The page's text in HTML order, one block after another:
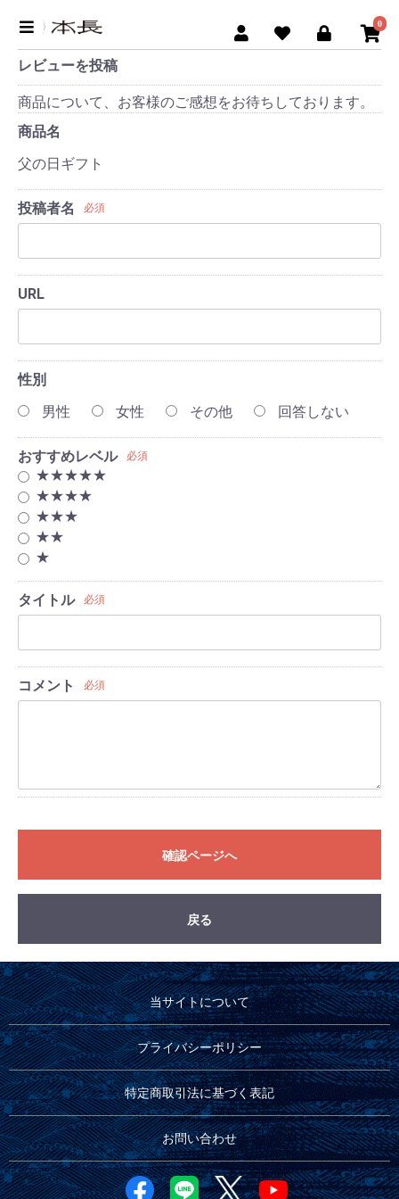
0
レビューを投稿
商品について、お客様のご感想をお待ちしております。
商品名
父の日ギフト
投稿者名 必須
URL
性別
男性
女性 その他 回答しない
おすすめレベル 必須
★★★★★
★★★★
★★★
★★
★
タイトル 必須
コメント 必須
確認ページへ
戻る
当サイトについて
プライバシーポリシー
特定商取引法に基づく表記
お問い合わせ